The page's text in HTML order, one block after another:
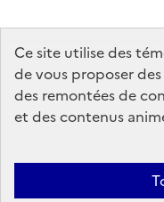
Ce site utilise des
de vous proposer
des remontées de
et des contenus
data.gouv.fr
service-public.gouv.fr
Contact Mentions légales
Politique générale de